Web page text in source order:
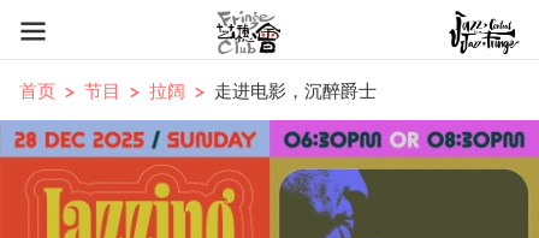
首页 节目 拉阔 走进电影，沉醉爵士